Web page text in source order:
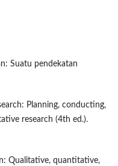
Suatu pendekatan
Planning, conducting,
research (4th ed.).
Qualitative, quantitative,